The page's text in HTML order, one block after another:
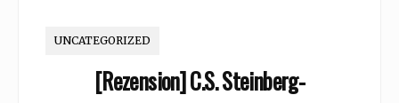
UNCATEGORIZED
[Rezension] C.S. Steinberg-